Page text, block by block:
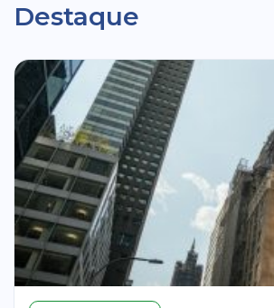
Destaque